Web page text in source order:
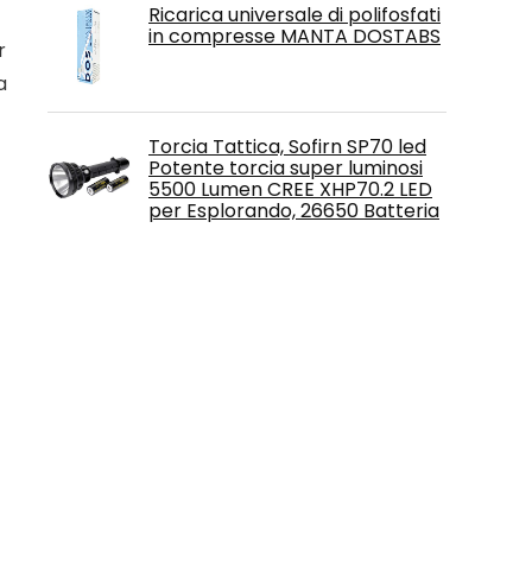
Ricarica universale di polifosfati
in compresse MANTA DOSTABS
Torcia Tattica, Sofirn SP70 led
Potente torcia super luminosi
5500 Lumen CREE XHP70.2 LED
per Esplorando, 26650 Batteria